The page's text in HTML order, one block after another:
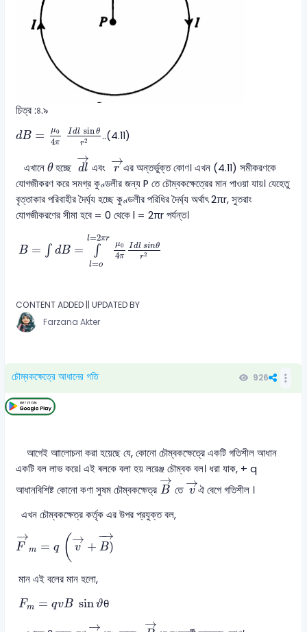
চিত্র :৪.৯
dB = μ0
4π
Idl sinθ
r2
dB 04 π Idl sinθ r2
..(4.11)
এখানেθ
θহচ্ছে
→
dl
dl→
এবং
→
r
r→
এর অন্তর্ভুক্ত কোণ। এখন (4.11) সমীকরণকে
যোগজীকরণ করে সমগ্র কুণ্ডলীর জন্য P তে চৌম্বকক্ষেত্রের মান পাওয়া যায়। যেহেতু
বৃত্তাকার পরিবাহীর দৈর্ঘ্য হচ্ছে কুণ্ডলীর পরিধির দৈর্ঘ্য অর্থাৎ 2πr, সুতরাং
যোগজীকরণের সীমা হবে = 0 থেকে l = 2πr পর্যন্ত।
B = ∫ dB =
l=2πr
∫
l=o
μ0
4π
Idl sinθ
r2
l=2π
CONTENT ADDED || UPDATED BY
Farzana Akter
চৌম্বকক্ষেত্রে আধানের গতি 926
আগেই আালোচনা করা হয়েছে যে, কোনো চৌম্বকক্ষেত্রে একটি গতিশীল আধান
একটি বল লাভ করে। এই ৰলকে বলা হয় লরেঞ্জ চৌম্বক বল। ধরা যাক, + q
আধানবিশিষ্ট কোনো কণা সুষম চৌম্বকক্ষেত্র
→
B
B→
তে
→
v
v→
ঐ বেগে গতিশীল ।
এখন চৌম্বকক্ষেত্র কর্তৃক এর উপর প্রযুক্ত বল,
→
F m = q ( →
v +
−
→
B)
→ ( → +B)
মান এই বলের মান হলো,
Fm = qvB sinϑ
Fm =qvB sinϑ θ
→
v→ →
B→